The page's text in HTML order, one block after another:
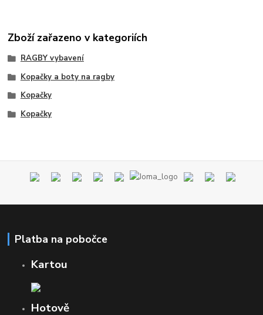
Zboží zařazeno v kategoriích
RAGBY vybavení
Kopačky a boty na ragby
Kopačky
Kopačky
Platba na pobočce
Kartou
Hotově